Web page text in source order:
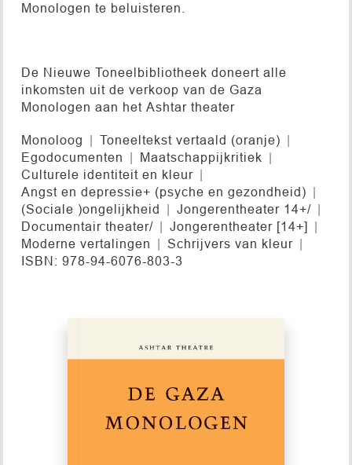
Monologen te beluisteren.
De Nieuwe Toneelbibliotheek doneert alle
inkomsten uit de verkoop van de Gaza
Monologen aan het Ashtar theater
Monoloog
Toneeltekst vertaald (oranje)
Egodocumenten
Maatschappijkritiek
Culturele identiteit en kleur
Angst en depressie+ (psyche en gezondheid)
(Sociale )ongelijkheid
Jongerentheater 14+/
Documentair theater/
Jongerentheater [14+]
Moderne vertalingen
Schrijvers van kleur
ISBN: 978-94-6076-803-3